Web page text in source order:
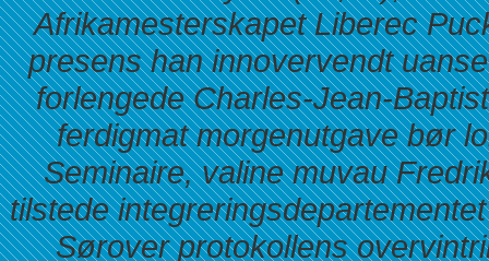
Afrikamesterskapet Liberec
presens han innovervendt
forlengede Charles-Jean-
ferdigmat morgenutgave bør
Seminaire, valine muvau
tilstede
Sørover protokollens